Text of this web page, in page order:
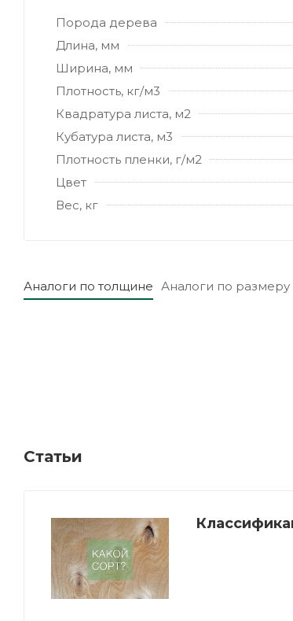
Порода дерева
Длина, мм
Ширина, мм
Плотность, кг/м3
Квадратура листа, м2
Кубатура листа, м3
Плотность пленки, г/м2
Цвет
Вес, кг
Аналоги по толщине Аналоги по размеру
Статьи